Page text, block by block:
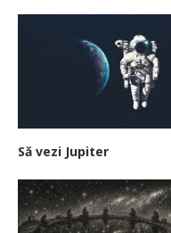
Să vezi Jupiter